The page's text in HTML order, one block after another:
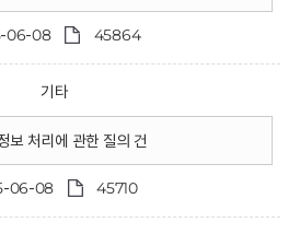
06-08 45864
기타
보 처리에 관한 질의 건
06-08 45710